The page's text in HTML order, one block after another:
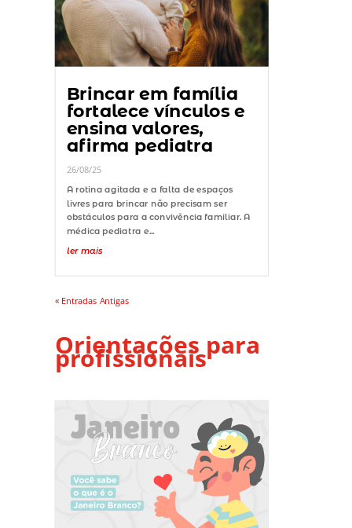
Brincar em família
fortalece vínculos e
ensina valores,
afirma pediatra
26/08/25
A rotina agitada e a falta de espaços
livres para brincar não precisam ser
obstáculos para a convivência familiar. A
médica pediatra e...
ler mais
« Entradas Antigas
Orientações para
profissionais